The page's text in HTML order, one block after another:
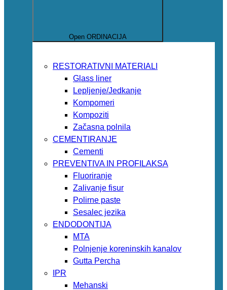
Open ORDINACIJA
RESTORATIVNI MATERIALI
Glass liner
Lepljenje/Jedkanje
Kompomeri
Kompoziti
Začasna polnila
CEMENTIRANJE
Cementi
PREVENTIVA IN PROFILAKSA
Fluoriranje
Zalivanje fisur
Polirne paste
Sesalec jezika
ENDODONTIJA
MTA
Polnjenje koreninskih kanalov
Gutta Percha
IPR
Mehanski